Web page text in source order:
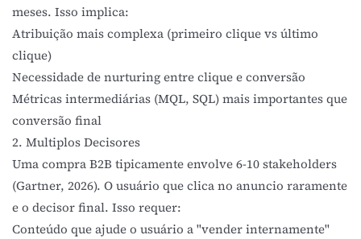
meses. Isso implica:
Atribuição mais complexa (primeiro clique vs último
clique)
Necessidade de nurturing entre clique e conversão
Métricas intermediárias (MQL, SQL) mais importantes que
conversão final
2. Multiplos Decisores
Uma compra B2B tipicamente envolve 6-10 stakeholders
(Gartner, 2026). O usuário que clica no anuncio raramente
e o decisor final. Isso requer:
Conteúdo que ajude o usuário a "vender internamente"